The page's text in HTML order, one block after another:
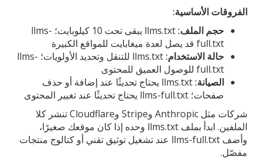
الفروقات الأساسية:
حجم الملف:
llms.txt يبقى تحت 10 كيلوبايت؛ llms-
full.txt قد يصل لعدة ميغابايت للمواقع الكبيرة
حالة الاستخدام:
llms.txt للتنقل وتحديد الأولويات؛ llms-
full.txt للوصول العميق للمحتوى
الصيانة:
llms.txt يحتاج تحديثًا عند إضافة أو حذف
صفحات؛ llms-full.txt يحتاج تحديثًا عند تغيير المحتوى
شركات مثل Anthropic وStripe وCloudflare تنشر كلا
الملفين. ابدأ بملف llms.txt وحده إذا كان موقعك صغيرًا،
وأضف llms-full.txt عند تشغيل توثيق تقني أو كتالوج منتجات
مفصّل.